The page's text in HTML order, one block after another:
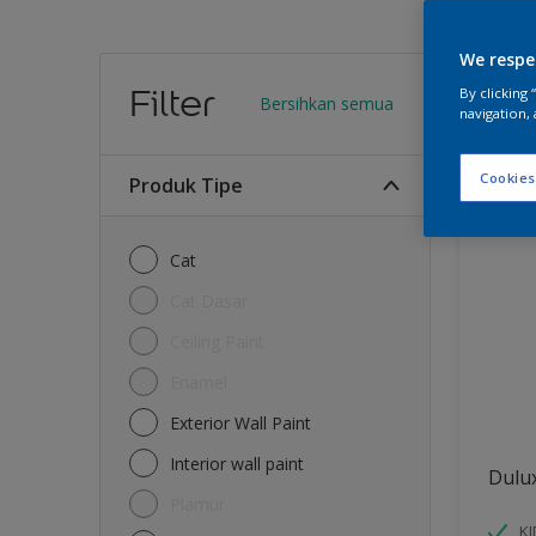
Filter Bersihkan semua
Produk Tipe
Cat
Exterior Wall Paint
Interior wall paint
We
By clicking
navigation,